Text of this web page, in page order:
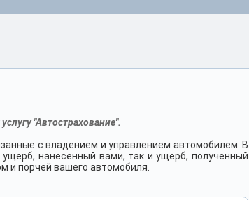
"Автострахование".
с владением и управлением автомобилем. В
нанесенный вами, так и ущерб, полученный
и порчей вашего автомобиля.